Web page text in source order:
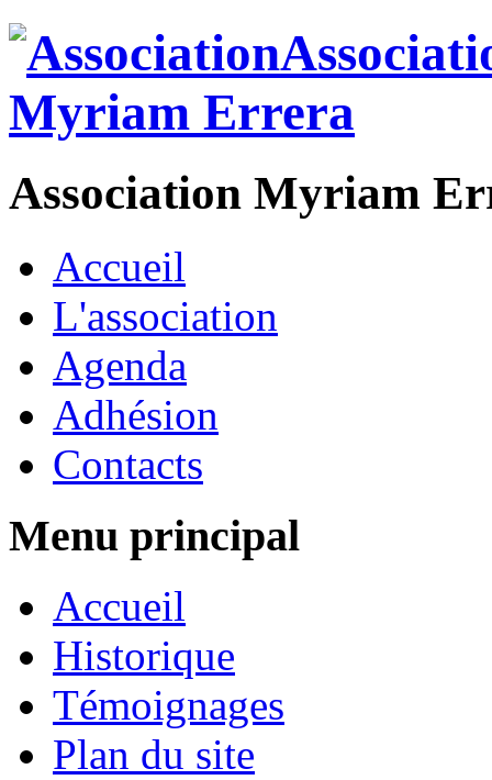
Association Myriam
Accueil
L'association
Agenda
Adhésion
Contacts
Menu principal
Accueil
Historique
Témoignages
Plan du site